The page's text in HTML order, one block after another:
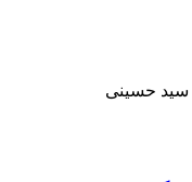
سید حسینی